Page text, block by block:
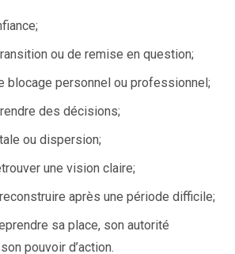
ou de remise en question;
blocage personnel ou professionnel;
des décisions;
ou dispersion;
une vision claire;
après une période difficile;
sa place, son autorité
pouvoir d’action.